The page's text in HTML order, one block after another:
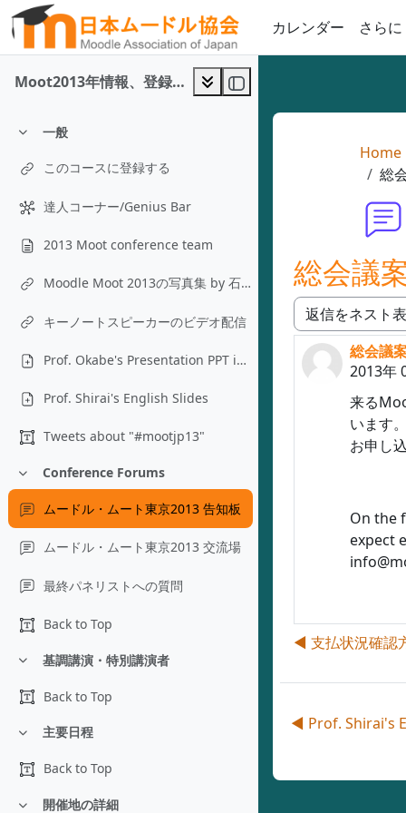
メインコンテンツへスキップする
カレンダー
さらに
Moot2013年情報、登録と発表申し込み
折りたたむ
一般
このコースに登録する
達人コーナー/Genius Bar
2013 Moot conference team
Moodle Moot 2013の写真集 by 石田先生
キーノートスピーカーのビデオ配信
Prof. Okabe's Presentation PPT in English
Prof. Shirai's English Slides
Tweets about "#mootjp13"
折りたたむ
Conference Forums
ムードル・ムート東京2013 告知板
ムードル・ムート東京2013 交流場
最終パネリストへの質問
Back to Top
折りたたむ
基調講演・特別講演者
Back to Top
折りたたむ
主要日程
Back to Top
開催地の詳細
Home
総
総会議
表示モード
総会議
2013年
返信数:
来る
います
お申し
On the
expect
◀︎ 支払状況確
◀︎ Prof. Shirai's